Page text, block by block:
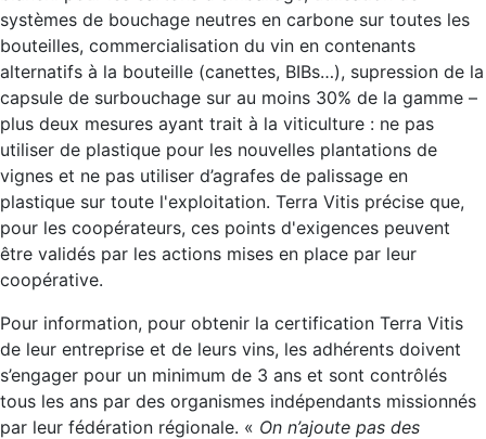
systèmes de bouchage neutres en carbone sur toutes les
bouteilles, commercialisation du vin en contenants
alternatifs à la bouteille (canettes, BIBs…), supression de la
capsule de surbouchage sur au moins 30% de la gamme –
plus deux mesures ayant trait à la viticulture : ne pas
utiliser de plastique pour les nouvelles plantations de
vignes et ne pas utiliser d’agrafes de palissage en
plastique sur toute l'exploitation. Terra Vitis précise que,
pour les coopérateurs, ces points d'exigences peuvent
être validés par les actions mises en place par leur
coopérative.
Pour information, pour obtenir la certification Terra Vitis
de leur entreprise et de leurs vins, les adhérents doivent
s’engager pour un minimum de 3 ans et sont contrôlés
tous les ans par des organismes indépendants missionnés
par leur fédération régionale. « On n’ajoute pas des